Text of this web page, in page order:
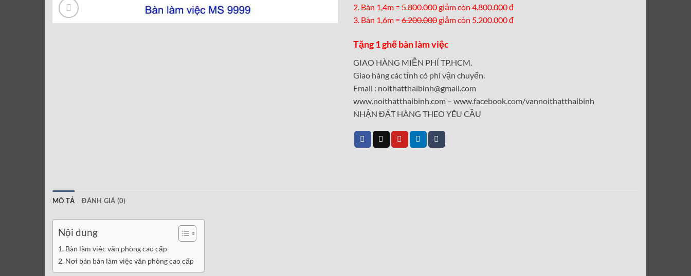
2. Bàn 1,4m = 5.800.000giảm còn 4.800.000 đ
3. Bàn 1,6m = 6.200.000giảm còn 5.200.000 đ
Tặng 1 ghế bàn làm việc
GIAO HÀNG MIỄN PHÍ TP.HCM.
Giao hàng các tỉnh có phí vận chuyển.
Email : noithatthaibinh@gmail.com
www.noithatthaibinh.com – www.facebook.com/vannoithatthaibinh
NHẬN ĐẶT HÀNG THEO YÊU CẦU
MÔ TẢ ĐÁNH GIÁ (0)
Nội dung
Bàn làm việc văn phòng cao cấp
Nơi bán bàn làm việc văn phòng cao cấp